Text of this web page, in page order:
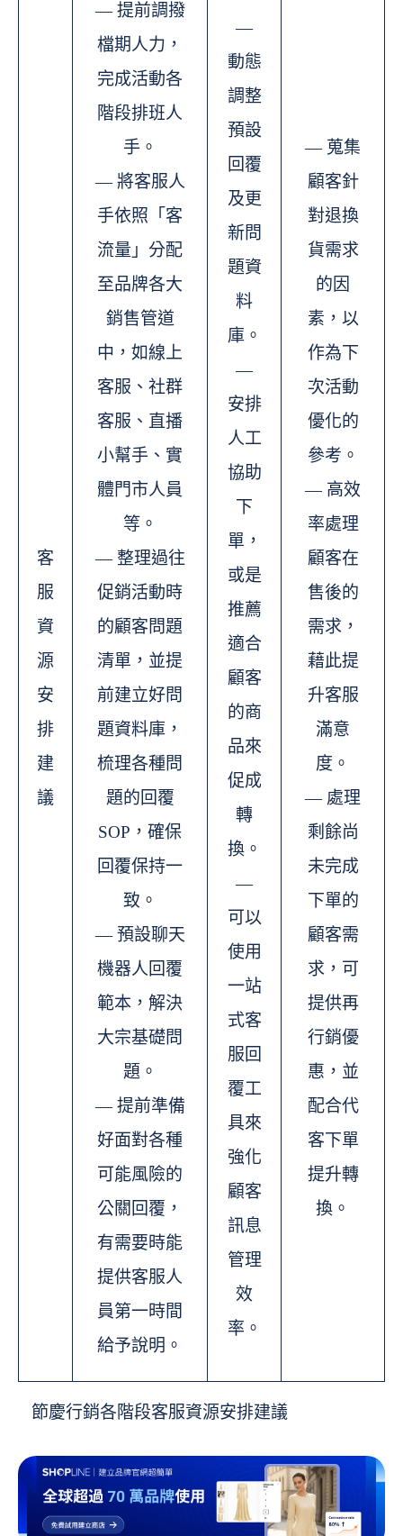
客
服
資
源
安
排
建
議
— 提前調撥
檔期人力，
完成活動各
階段排班人
手。
— 將客服人
手依照「客
流量」分配
至品牌各大
銷售管道
中，如線上
客服、社群
客服、直播
小幫手、實
體門市人員
等。
— 整理過往
促銷活動時
的顧客問題
清單，並提
前建立好問
題資料庫，
梳理各種問
題的回覆
SOP，確保
回覆保持一
致。
— 預設聊天
機器人回覆
範本，解決
大宗基礎問
題。
— 提前準備
好面對各種
可能風險的
公關回覆，
有需要時能
提供客服人
員第一時間
給予說明。
—
動態
調整
預設
回覆
及更
新問
題資
料
庫。
—
安排
人工
協助
下
單，
或是
推薦
適合
顧客
的商
品來
促成
轉
換。
—
可以
使用
一站
式客
服回
覆工
具來
強化
顧客
訊息
管理
效
率。
— 蒐集
顧客針
對退換
貨需求
的因
素，以
作為下
次活動
優化的
參考。
— 高效
率處理
顧客在
售後的
需求，
藉此提
升客服
滿意
度。
— 處理
剩餘尚
未完成
下單的
顧客需
求，可
提供再
行銷優
惠，並
配合代
客下單
提升轉
換。
節慶行銷各階段客服資源安排建議